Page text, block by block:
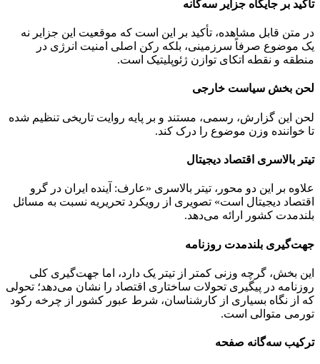
تأکید بر جایگاه جزایر سه‌گانه
در متن قابل مشاهده، تأکید بر این است که موقعیت این جزایر نه
یک موضوع صرفاً سرزمینی، بلکه رکن اصلی امنیت انرژی در
منطقه و نقطه اتکای توازن ژئوپلیتیک است.
لحن بخش سیاست خارجی
لحن این گزارش، رسمی، مستند و بر پایه روایت تاریخی تنظیم شده
تا خواننده وزن موضوع را درک کند.
تیتر بالاسری اقتصاد دیجیتال
علاوه بر این دو محور، تیتر بالاسری «عارف: آینده ایران در گرو
اقتصاد دیجیتال است» تصویری از رویکرد تحریریه نسبت به مسائل
بلندمدت کشور ارائه می‌دهد.
جهت‌گیری بلندمدت روزنامه
این بخش، گرچه وزنی کمتر از تیتر یک دارد، اما جهت‌گیری کلی
روزنامه در پیگیری تحولات ساختاری اقتصاد را نشان می‌دهد؛ تحولی
که از نگاه بسیاری از کارشناسان، شرط عبور کشور از چرخه رکود
تورمی متوالی است.
ترکیب سه‌گانه صفحه